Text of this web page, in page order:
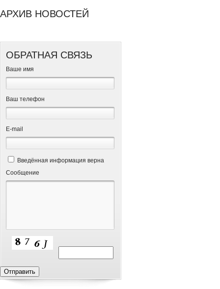
АРХИВ НОВОСТЕЙ
ОБРАТНАЯ СВЯЗЬ
Ваше имя
Ваш телефон
Е-mail
Введённая информация верна
Сообщение